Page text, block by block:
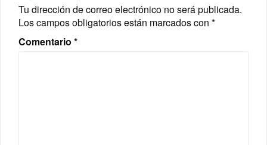
Tu dirección de correo electrónico no será publicada.
Los campos obligatorios están marcados con *
Comentario *